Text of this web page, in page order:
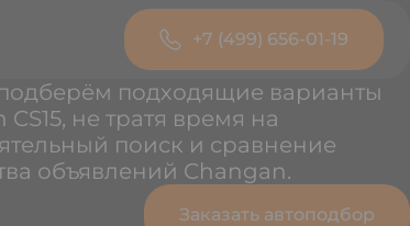
+7 (499) 656-01-19
подходящие варианты
не тратя время на
поиск и сравнение
объявлений Changan.
Заказать автоподбор